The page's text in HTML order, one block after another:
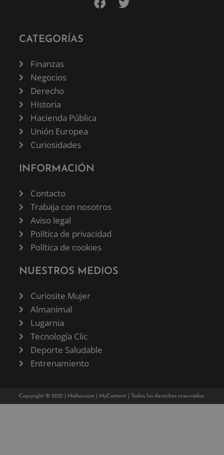
CATEGORÍAS
Finanzas
Negocios
Derecho
Historia
Hacienda Pública
Unión Europea
Curiosidades
INFORMACIÓN
Contacto
Trabaja con nosotros
Aviso legal
Política de privacidad
Política de cookies
NUESTROS MEDIOS
Curiosite Mujer
Almanimal
Lugarnia
Tecnología Clic
Deporte Saludable
Entrenamiento
Copyright © 2021 | Mafius.com MyContent | Todos los derechos reservados.